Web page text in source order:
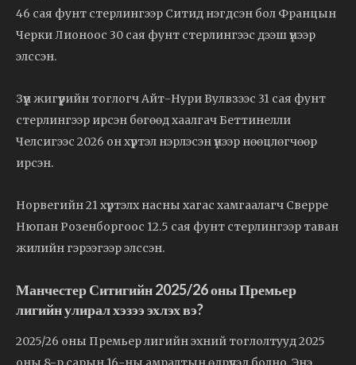
46 сая фунт стерлингээр Ситид нэгдсэн бол Францын
Черки Лионоос 30 сая фунт стерлингээс дээш үнээр
элссэн.
Зүүн жигүүрийн тоглогч Айт-Нури Вулвзээс 31 сая фунт
стерлингээр ирсэн бөгөөд хаалгач Беттинелли
Челсигээс 2026 он хүртэл нэрлэсэн үнээр нөөцлөгчөөр
ирсэн.
Норвегийн 21 хүртэлх насны хагас хамгаалагч Сверре
Нюпан Розенборгоос 12.5 сая фунт стерлингээр таван
жилийн гэрээгээр элссэн.
Манчестер Ситигийн 2025/26 оны Премьер
лигийн улирал хэзээ эхлэх вэ?
2025/26 оны Премьер лигийн эхний тоглолтууд 2025